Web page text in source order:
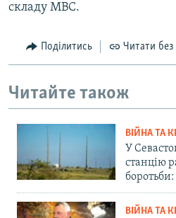
складу МВС.
Поділитись Читати без
Читайте також
ВІЙНА ТА
У
станцію
ВІЙНА ТА